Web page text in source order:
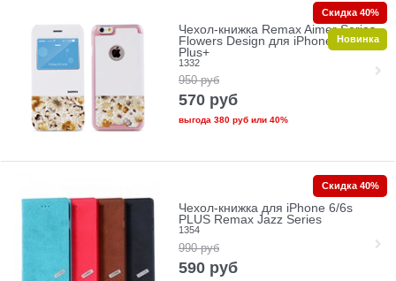
Чехол-книжка Remax Aimer Series
Flowers Design для iPhone 6/6s
Plus+
1332
950 руб
570 руб
выгода 380 рубили 40%
Скидка 40%
Новинка
Чехол-книжка для iPhone 6/6s
PLUS Remax Jazz Series
1354
990 руб
590 руб
Скидка 40%